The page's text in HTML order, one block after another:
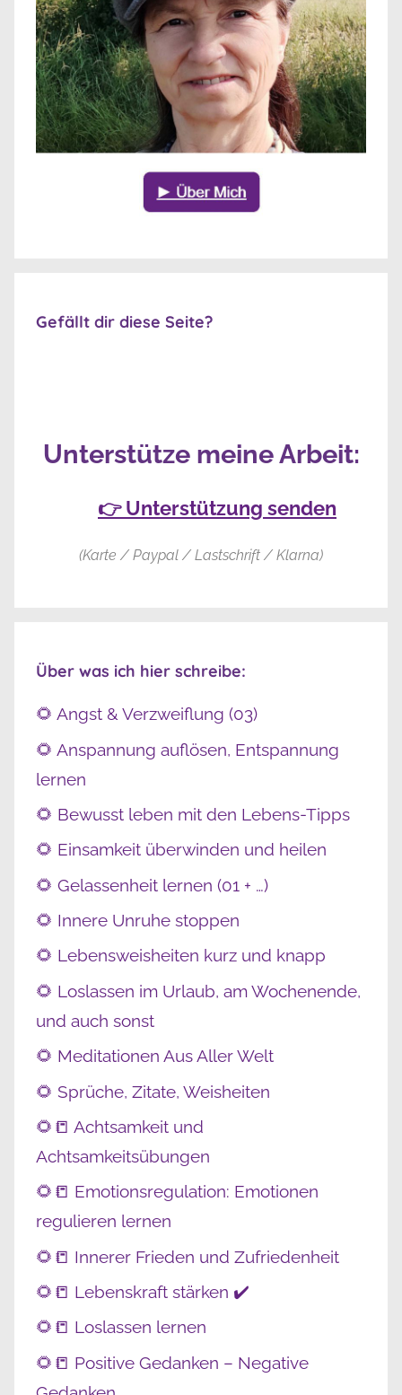
Gefällt dir diese Seite?
Unterstütze meine Arbeit:
👉 Unterstützung senden
(Karte / Paypal / Lastschrift / Klarna)
Über was ich hier schreibe:
🌻 Angst & Verzweiflung (03)
🌻 Anspannung auflösen, Entspannung
lernen
🌻 Bewusst leben mit den Lebens-Tipps
🌻 Einsamkeit überwinden und heilen
🌻 Gelassenheit lernen (01 + …)
🌻 Innere Unruhe stoppen
🌻 Lebensweisheiten kurz und knapp
🌻 Loslassen im Urlaub, am Wochenende,
und auch sonst
🌻 Meditationen Aus Aller Welt
🌻 Sprüche, Zitate, Weisheiten
🌻📒 Achtsamkeit und
Achtsamkeitsübungen
🌻📒 Emotionsregulation: Emotionen
regulieren lernen
🌻📒 Innerer Frieden und Zufriedenheit
🌻📒 Lebenskraft stärken ✔️
🌻📒 Loslassen lernen
🌻📒 Positive Gedanken – Negative